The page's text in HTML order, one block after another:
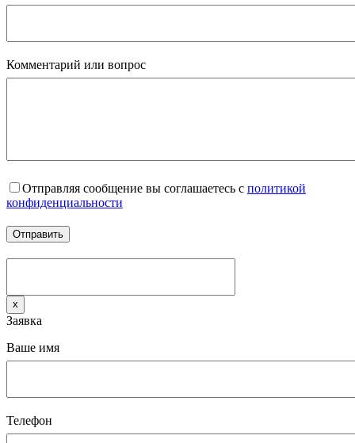
Комментарий или вопрос
Отправляя сообщение вы соглашаетесь с политикой
конфиденциальности
x
Заявка
Ваше имя
Телефон